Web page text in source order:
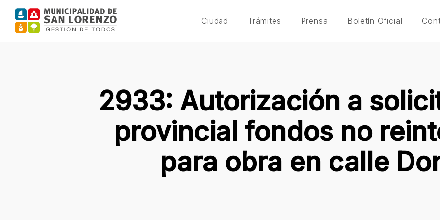
Skip
main
Ciudad Trámites Prensa Boletín Oficial
2933: Autorización a
provincial fondos no
para obra en calle